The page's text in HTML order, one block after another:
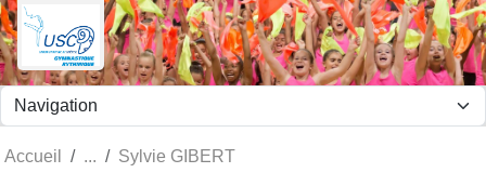
Accueil Sylvie GIBERT
Panneau de gestion des cookies